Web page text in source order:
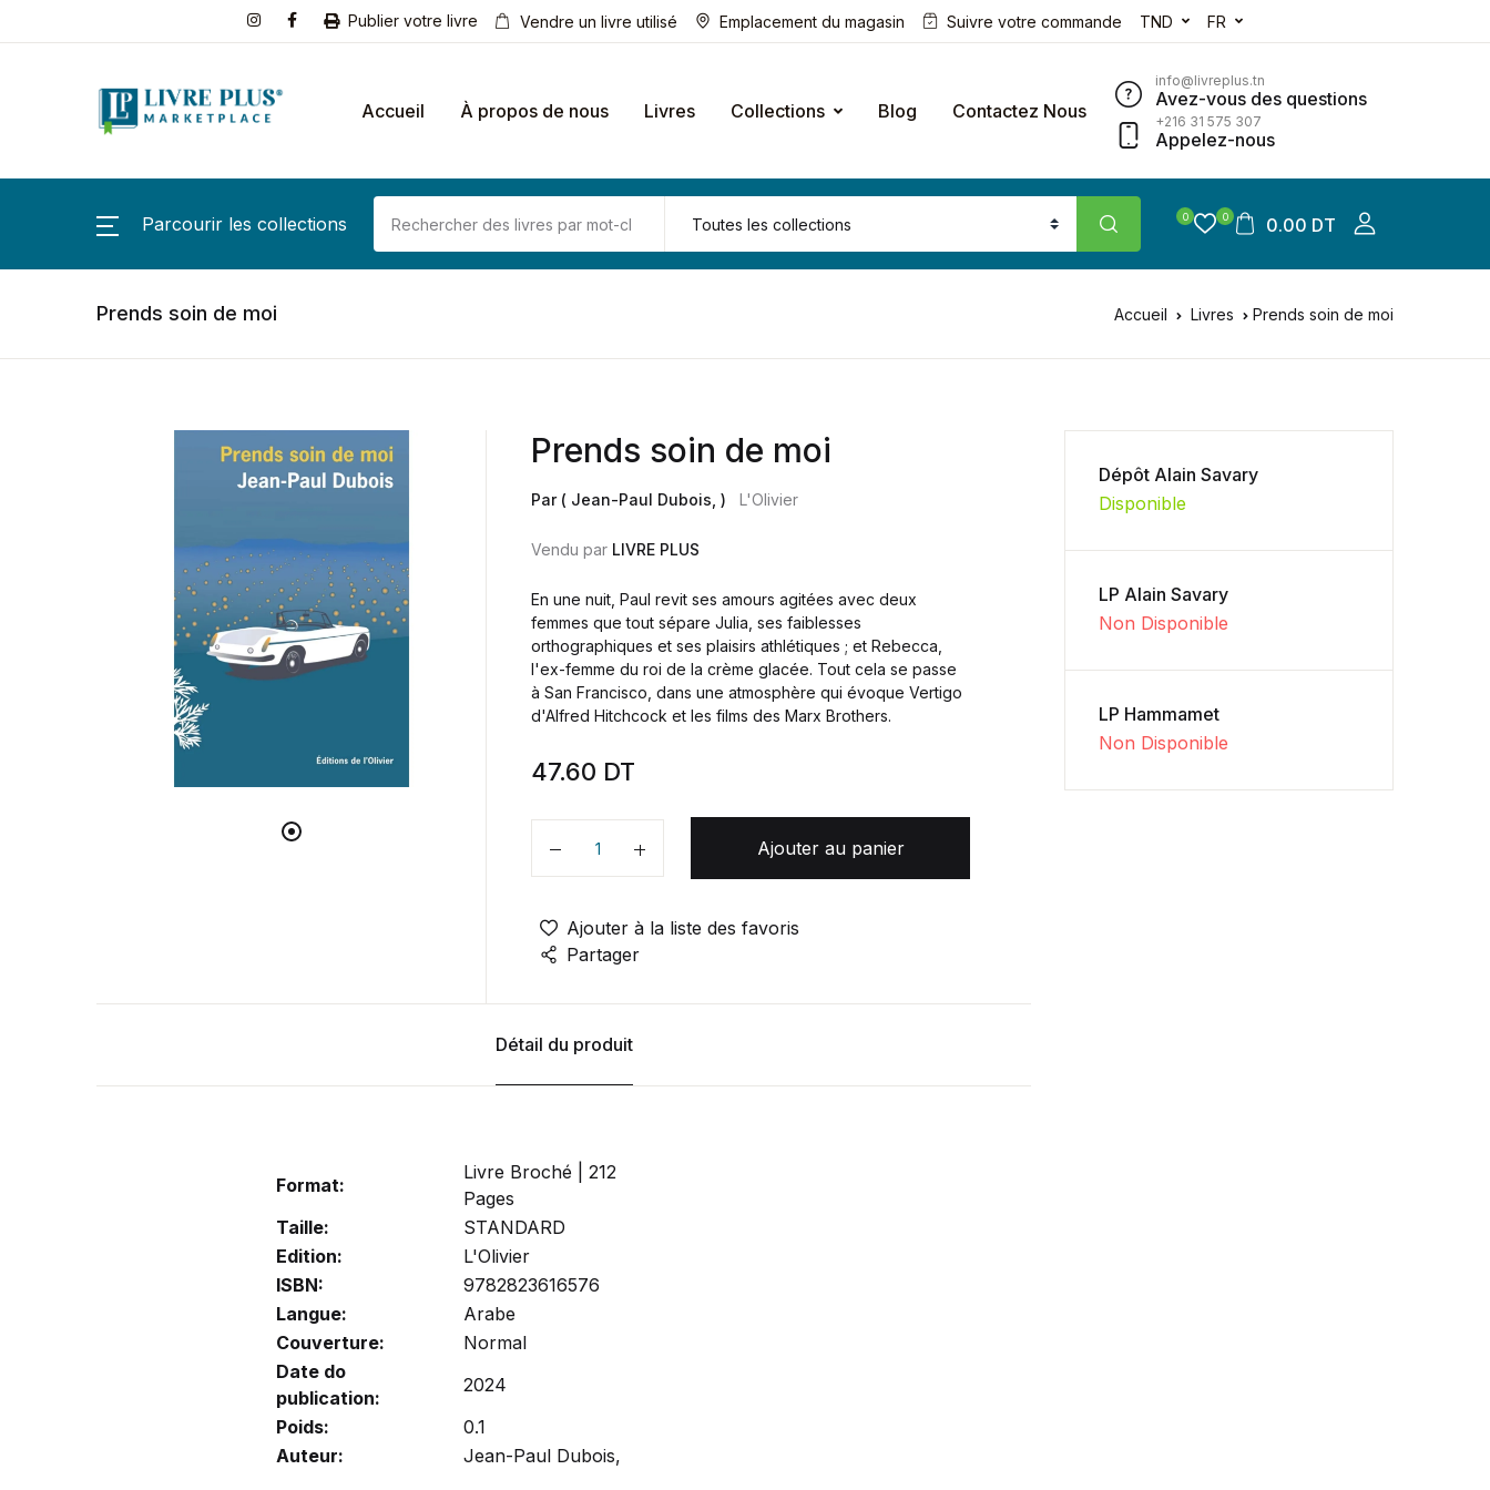
Publier votre livre Vendre un livre utilisé Emplacement du magasin Suivre votre commande TND FR
Accueil À propos de nous Livres Collections Blog Contactez Nous
info@livreplus.tn
Avez-vous des questions
+216 31 575 307
Appelez-nous
Parcourir les collections 0 0 0.00 DT
Prends soin de moi Accueil Livres Prends soin de moi
Prends soin de moi
Par ( Jean-Paul Dubois, ) L'Olivier
Vendu par LIVRE PLUS
En une nuit, Paul revit ses amours agitées avec deux
femmes que tout sépare Julia, ses faiblesses
orthographiques et ses plaisirs athlétiques ; et Rebecca,
l'ex-femme du roi de la crème glacée. Tout cela se passe
à San Francisco, dans une atmosphère qui évoque Vertigo
d'Alfred Hitchcock et les films des Marx Brothers.
47.60 DT
Quantité
Ajouter au panier
Ajouter à la liste des favoris
Partager
Détail du produit
Format:
Livre Broché | 212
Pages
Taille:
STANDARD
Edition:
L'Olivier
ISBN:
9782823616576
Langue:
Arabe
Couverture:
Normal
Date do
publication:
2024
Poids:
0.1
Auteur:
Jean-Paul Dubois,
Dépôt Alain Savary
Disponible
LP Alain Savary
Non Disponible
LP Hammamet
Non Disponible